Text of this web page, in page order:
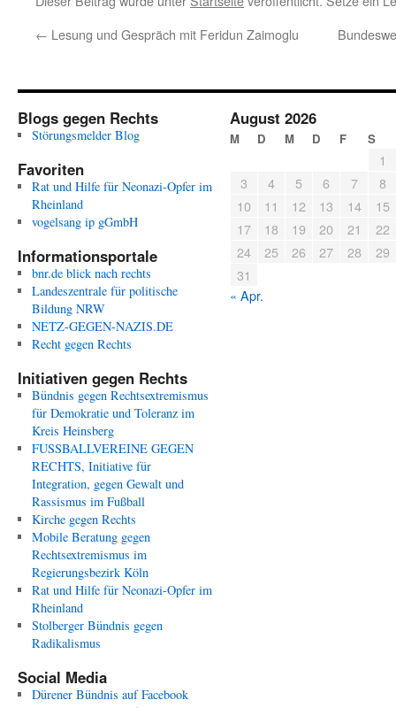
← Lesung und Gespräch mit Feridun Zaimoglu
Blogs gegen Rechts
Störungsmelder Blog
Favoriten
Rat und Hilfe für Neonazi-Opfer im
Rheinland
vogelsang ip gGmbH
Informationsportale
bnr.de blick nach rechts
Landeszentrale für politische
Bildung NRW
NETZ-GEGEN-NAZIS.DE
Recht gegen Rechts
Initiativen gegen Rechts
Bündnis gegen Rechtsextremismus
für Demokratie und Toleranz im
Kreis Heinsberg
FUSSBALLVEREINE GEGEN
RECHTS, Initiative für
Integration, gegen Gewalt und
Rassismus im Fußball
Kirche gegen Rechts
Mobile Beratung gegen
Rechtsextremismus im
Regierungsbezirk Köln
Rat und Hilfe für Neonazi-Opfer im
Rheinland
Stolberger Bündnis gegen
Radikalismus
Social Media
Dürener Bündnis auf Facebook
August 2026
M D M D F S
1
3
4 5 6 7
8
10
11 12 13 14
15
17
18 19 20 21
22
24
25 26 27 28
29
31
« Apr.